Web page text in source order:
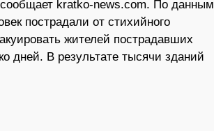
kratko-news.com. По данным
пострадали от стихийного
жителей пострадавших
дней. В результате тысячи зданий